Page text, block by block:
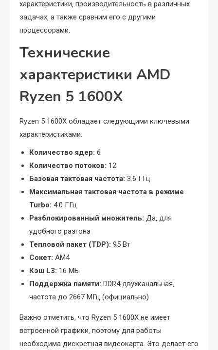
характеристики‚ производительность в различных
задачах‚ а также сравним его с другими
процессорами.
Технические
характеристики AMD
Ryzen 5 1600X
Ryzen 5 1600X обладает следующими ключевыми
характеристиками:
Количество ядер: 6
Количество потоков: 12
Базовая тактовая частота: 3.6 ГГц
Максимальная тактовая частота в режиме
Turbo: 4.0 ГГц
Разблокированный множитель: Да‚ для
удобного разгона
Тепловой пакет (TDP): 95 Вт
Сокет: AM4
Кэш L3: 16 МБ
Поддержка памяти: DDR4 двухканальная‚
частота до 2667 МГц (официально)
Важно отметить‚ что Ryzen 5 1600X не имеет
встроенной графики‚ поэтому для работы
необходима дискретная видеокарта. Это делает его